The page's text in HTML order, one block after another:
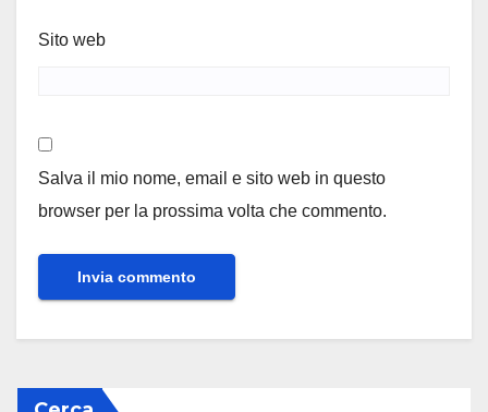
Sito web
Salva il mio nome, email e sito web in questo
browser per la prossima volta che commento.